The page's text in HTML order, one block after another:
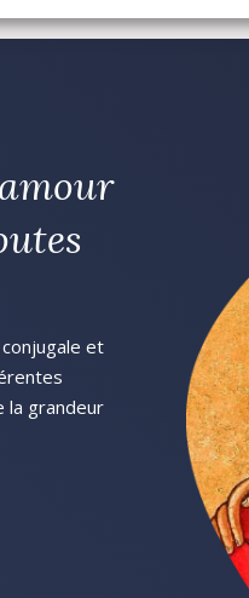
et
la grandeur